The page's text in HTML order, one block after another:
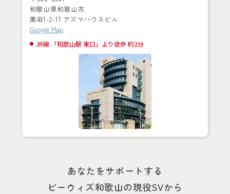
和歌山県和歌山市
黒田1-2-17 アズマハウスビル
Google Map
JR線 「和歌山駅 東口」より徒歩 約2分
あなたをサポートする
ビーウィズ和歌山の現役SVから